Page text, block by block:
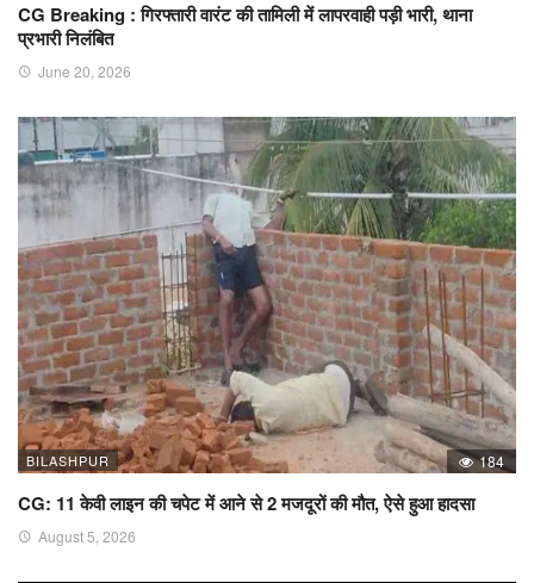
CG Breaking : गिरफ्तारी वारंट की तामिली में लापरवाही पड़ी भारी, थाना
प्रभारी निलंबित
June 20, 2026
BILASHPUR 184
CG: 11 केवी लाइन की चपेट में आने से 2 मजदूरों की मौत, ऐसे हुआ हादसा
August 5, 2026